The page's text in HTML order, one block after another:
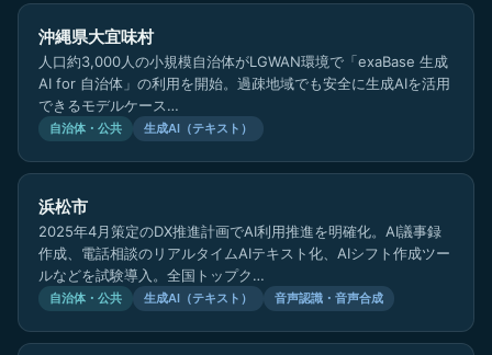
沖縄県大宜味村
人口約3,000人の小規模自治体がLGWAN環境で「exaBase 生成
AI for 自治体」の利用を開始。過疎地域でも安全に生成AIを活用
できるモデルケース…
自治体・公共 生成AI（テキスト）
浜松市
2025年4月策定のDX推進計画でAI利用推進を明確化。AI議事録
作成、電話相談のリアルタイムAIテキスト化、AIシフト作成ツー
ルなどを試験導入。全国トップク…
自治体・公共 生成AI（テキスト） 音声認識・音声合成